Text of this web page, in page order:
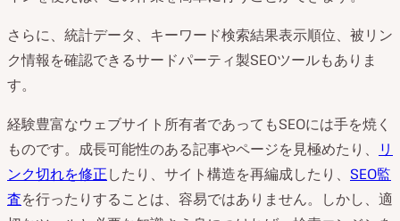
さらに、統計データ、キーワード検索結果表示順位、被リン
ク情報を確認できるサードパーティ製SEOツールもありま
す。
経験豊富なウェブサイト所有者であってもSEOには手を焼く
ものです。成長可能性のある記事やページを見極めたり、
リ
ンク切れを修正したり、サイト構造を再編成したり、 SEO監
査を行ったりすることは、容易ではありません。しかし、適